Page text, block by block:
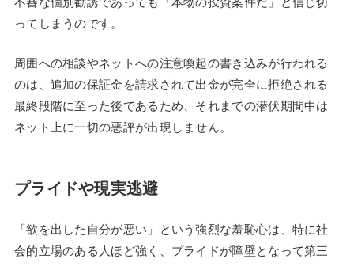
ってしまうのです。
周囲への相談やネットへの注意喚起の書き込みが行われる
のは、追加の保証金を請求されて出金が完全に拒絶される
最終段階に至った後であるため、それまでの潜伏期間中は
ネット上に一切の悪評が出現しません。
プライドや現実逃避
「欲を出した自分が悪い」という強烈な羞恥心は、特に社
会的立場のある人ほど強く、プライドが障壁となって第三